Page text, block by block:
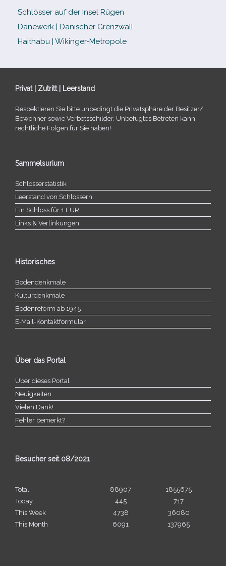
Schlösser auf der Insel Rügen
Danewerk | Dänischer Grenzwall
Haithabu | Wikinger-Metropole
Privat | Zutritt | Leerstand
Respektieren Sie bitte unbe­dingt die Privatsphäre der Besitzer/​
Bewohner sowie Verbotsschilder. Unbefugtes Betreten kann
recht­li­che Folgen für Sie haben!
Sammelsurium
Schlösserstatistik
Leerstand von Schlössern
Ein Schloss für 1 EUR
Links & Verlinkungen
Historisches
Bodendenkmale
Kulturdenkmale
Bodenreform ab 1945
E‑Mail-​​Kontaktformular
Über das Portal
Über dieses Portal
Neuigkeiten
Vielen Dank!
Fehler bemerkt?
Besucher seit 08/​2021
Total 88907
1855675
Today
445
717
This Week
4738
36080
This Month
6091 137965